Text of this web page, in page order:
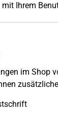
Ihrem
im Shop